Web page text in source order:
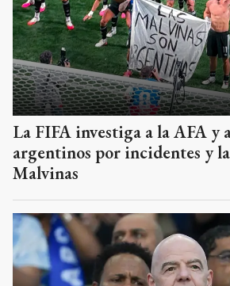
La FIFA investiga a la AFA y
argentinos por incidentes y
Malvinas